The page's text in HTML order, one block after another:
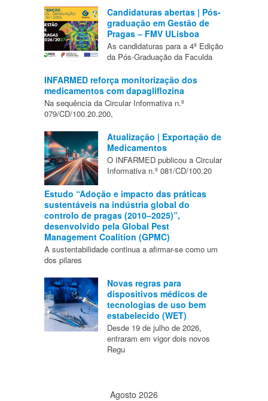
Candidaturas abertas | Pós-
graduação em Gestão de
Pragas – FMV ULisboa
As candidaturas para a 4ª Edição
da Pós-Graduação da Faculda
INFARMED reforça monitorização dos
medicamentos com dapagliflozina
Na sequência da Circular Informativa n.º
079/CD/100.20.200,
Atualização | Exportação de
Medicamentos
O INFARMED publicou a Circular
Informativa n.º 081/CD/100.20
Estudo “Adoção e impacto das práticas
sustentáveis na indústria global do
controlo de pragas (2010–2025)”,
desenvolvido pela Global Pest
Management Coalition (GPMC)
A sustentabilidade continua a afirmar-se como um
dos pilares
Novas regras para
dispositivos médicos de
tecnologias de uso bem
estabelecido (WET)
Desde 19 de julho de 2026,
entraram em vigor dois novos
Regu
Agosto 2026